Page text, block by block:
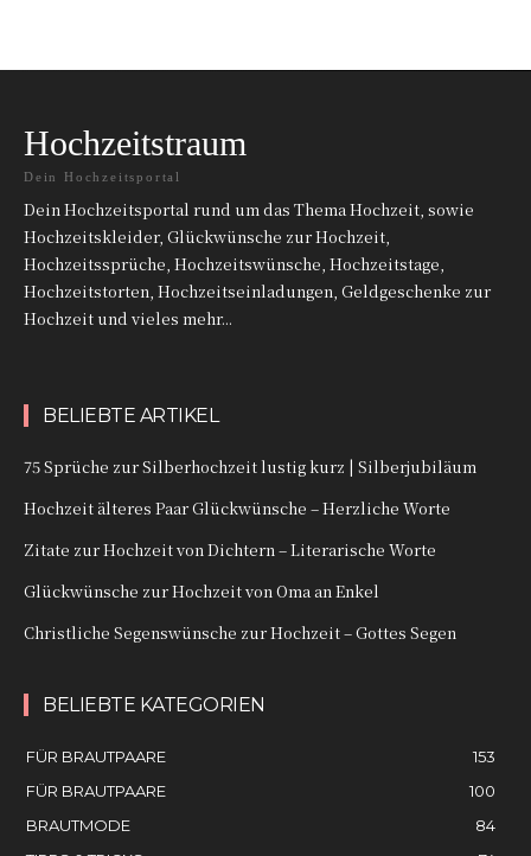
Hochzeitstraum
Dein Hochzeitsportal
Dein Hochzeitsportal rund um das Thema Hochzeit, sowie
Hochzeitskleider, Glückwünsche zur Hochzeit,
Hochzeitssprüche, Hochzeitswünsche, Hochzeitstage,
Hochzeitstorten, Hochzeitseinladungen, Geldgeschenke zur
Hochzeit und vieles mehr...
BELIEBTE ARTIKEL
75 Sprüche zur Silberhochzeit lustig kurz | Silberjubiläum
Hochzeit älteres Paar Glückwünsche – Herzliche Worte
Zitate zur Hochzeit von Dichtern – Literarische Worte
Glückwünsche zur Hochzeit von Oma an Enkel
Christliche Segenswünsche zur Hochzeit – Gottes Segen
BELIEBTE KATEGORIEN
FÜR BRAUTPAARE
153
FÜR BRAUTPAARE
100
BRAUTMODE
84